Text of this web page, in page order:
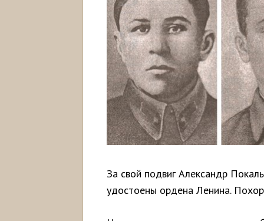
За свой подвиг Александр
удостоены ордена Ленина.